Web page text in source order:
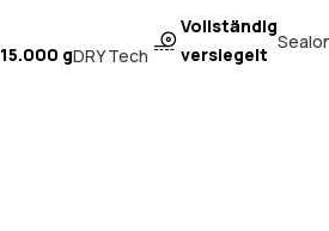
15.000 gDRY Tech
Vollständig
versiegelt